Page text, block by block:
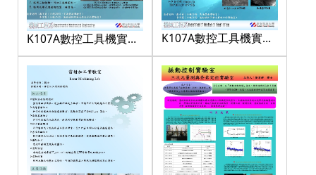
K107A數控工具機實習
室-1
K107A數控工具機實習
室-2